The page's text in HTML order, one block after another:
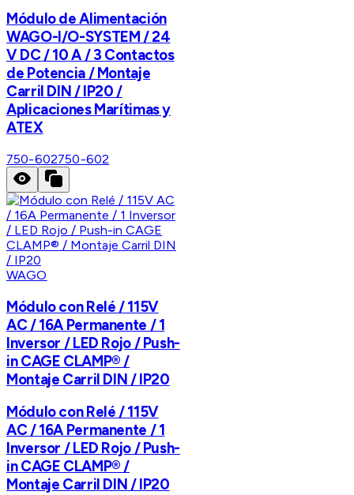
Módulo de Alimentación
WAGO-I/O-SYSTEM / 24
V DC / 10 A / 3 Contactos
de Potencia / Montaje
Carril DIN / IP20 /
Aplicaciones Marítimas y
ATEX
750-602750-602
WAGO
Módulo con Relé / 115V
AC / 16A Permanente / 1
Inversor / LED Rojo / Push-
in CAGE CLAMP® /
Montaje Carril DIN / IP20
Módulo con Relé / 115V
AC / 16A Permanente / 1
Inversor / LED Rojo / Push-
in CAGE CLAMP® /
Montaje Carril DIN / IP20